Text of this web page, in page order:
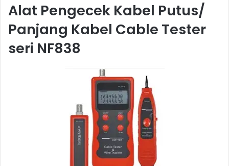
Alat Pengecek Kabel Putus/
Panjang Kabel Cable Tester
seri NF838